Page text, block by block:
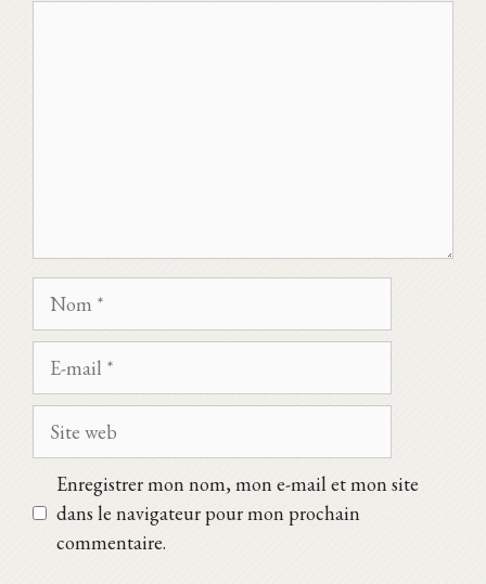
Nom
Site
Enregistrer mon nom, mon e-mail et mon site
dans le navigateur pour mon prochain
commentaire.